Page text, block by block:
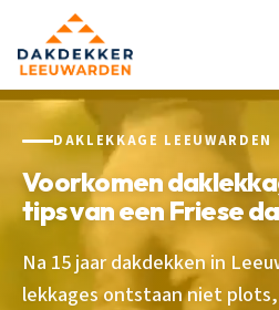
DAKLEKKAGE LEEUWARDEN
Voorkomen
tips van een Friese
Na 15 jaar dakdekken in
lekkages ontstaan niet